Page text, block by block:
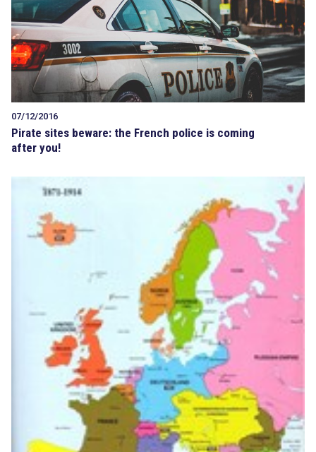
Tout sur le droit de l'innovation
Rechercher
CONTACT
07/12/2016
Pirate sites beware: the French police is coming
after you!